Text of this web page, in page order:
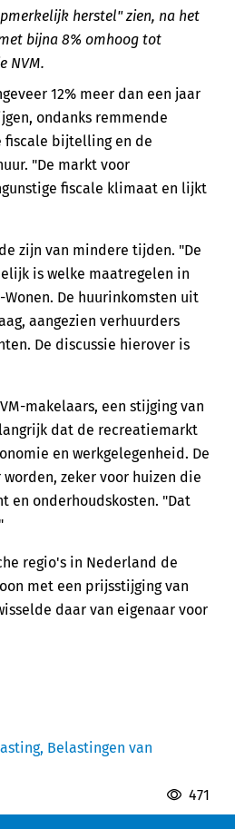
herstel" zien, na het
bijna 8% omhoog tot
NVM.
12% meer dan een jaar
ondanks remmende
fiscale bijtelling en de
"De markt voor
fiscale klimaat en lijkt
zijn van mindere tijden. "De
is welke maatregelen in
De huurinkomsten uit
aangezien verhuurders
De discussie hierover is
makelaars, een stijging van
dat de recreatiemarkt
en werkgelegenheid. De
zeker voor huizen die
en onderhoudskosten. "Dat
regio's in Nederland de
met een prijsstijging van
daar van eigenaar voor
Belastingen van
471